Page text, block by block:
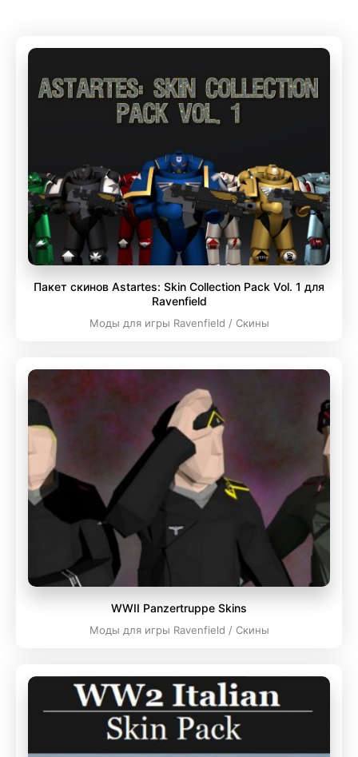
Пакет скинов Astartes: Skin Collection Pack Vol. 1 для
Ravenfield
Моды для игры Ravenfield / Скины
WWII Panzertruppe Skins
Моды для игры Ravenfield / Скины